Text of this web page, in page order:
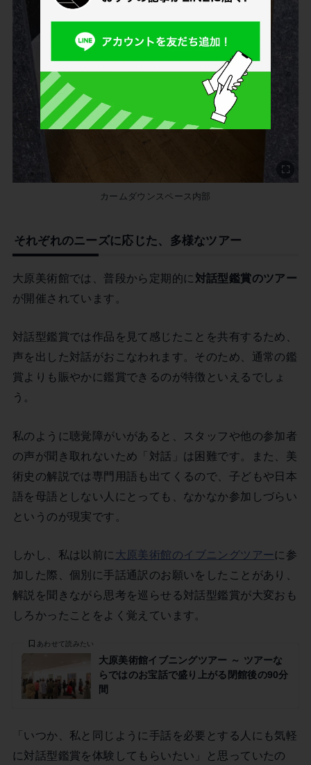
カームダウンスペース内部
それぞれのニーズに応じた、多様なツアー
大原美術館では、普段から定期的に 対話型鑑賞のツアー
が開催されています。
対話型鑑賞では作品を見て感じたことを共有するため、
声を出した対話がおこなわれます。そのため、通常の鑑
賞よりも賑やかに鑑賞できるのが特徴といえるでしょ
う。
私のように聴覚障がいがあると、スタッフや他の参加者
の声が聞き取れないため「対話」は困難です。また、美
術史の解説では専門用語も出てくるので、子どもや日本
語を母語としない人にとっても、なかなか参加しづらい
というのが現実です。
しかし、私は以前に 大原美術館のイブニングツアー に参
加した際、個別に手話通訳のお願いをしたことがあり、
解説を聞きながら思考を巡らせる対話型鑑賞が大変おも
しろかったことをよく覚えています。
大原美術館イブニングツアー ～ ツアーな
らではのお宝話で盛り上がる閉館後の90分
間
あわせて読みたい
「いつか、私と同じように手話を必要とする人にも気軽
に対話型鑑賞を体験してもらいたい」と思っていたの